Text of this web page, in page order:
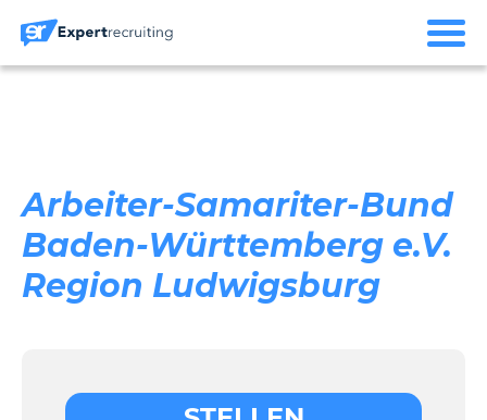
Arbeiter-Samariter-Bund
Baden-Württemberg e.V.
Region Ludwigsburg